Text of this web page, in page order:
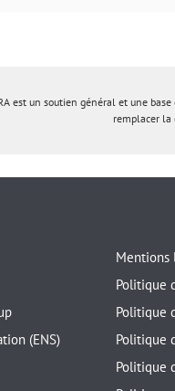
est un soutien général et une
remplacer la
(ENS)
Mentions
Politique
Politique
Politique
Politique